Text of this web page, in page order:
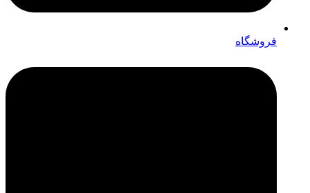
فروشگاه